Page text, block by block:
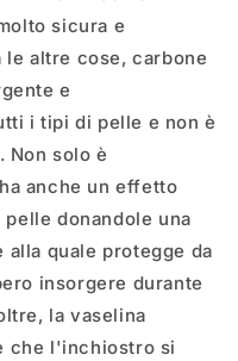
sicura e
altre cose, carbone
e
i tipi di pelle e non è
Non solo è
anche un effetto
donandole una
quale protegge da
insorgere durante
la vaselina
che l'inchiostro si